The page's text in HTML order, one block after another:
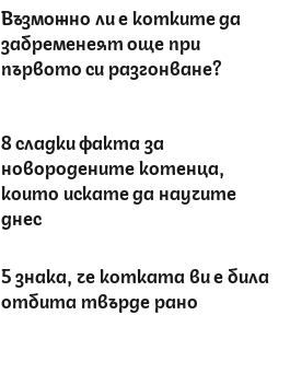
Възможно ли е котките да
забременеят още при
първото си разгонване?
8 сладки факта за
новородените котенца,
които искате да научите
днес
5 знака, че котката ви е била
отбита твърде рано